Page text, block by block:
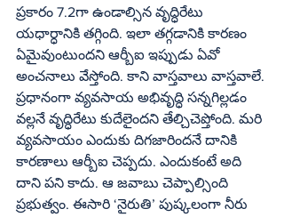
ప్రకారం 7.2గా ఉండాల్సిన వృద్ధిరేటు
యధార్ధానికి తగ్గింది. ఇలా తగ్గడానికి కారణం
ఏమైవుంటుందని ఆర్బీఐ ఇప్పుడు ఏవో
అంచనాలు వేస్తోంది. కాని వాస్తవాలు వాస్తవాలే.
ప్రధానంగా వ్యవసాయ అభివృద్ధి సన్నగిల్లడం
వల్లనే వృద్ధిరేటు కుదేలైందని తేల్చిచెప్తోంది. మరి
వ్యవసాయం ఎందుకు దిగజారిందనే దానికి
కారణాలు ఆర్బీఐ చెప్పదు. ఎందుకంటే అది
దాని పని కాదు. ఆ జవాబు చెప్పాల్సింది
ప్రభుత్వం. ఈసారి ‘నైరుతి’ పుష్కలంగా నీరు